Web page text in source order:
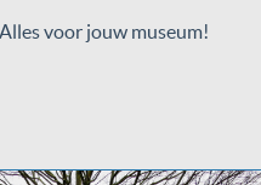
Alles voor jouw museum!